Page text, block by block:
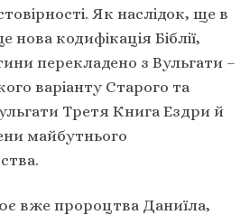
Як наслідок, ще в
нова кодифікація Біблії,
перекладено з Вульгати –
варіанту Старого та
Третя Книга Ездри й
майбутнього
вже пророцтва Даниїла,